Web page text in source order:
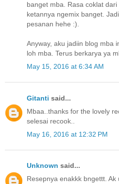
banget mba. Rasa coklat
ketannya ngemix banget.
pesanan hehe :).
Anyway, aku jadiin blog mba
loh mba. Terus berkarya ya
May 15, 2016 at 6:34 AM
Gitanti said...
Mbaa..thanks for the lovely
selesai recook..
May 16, 2016 at 12:32 PM
Unknown said...
Resepnya enakkk bngettt.